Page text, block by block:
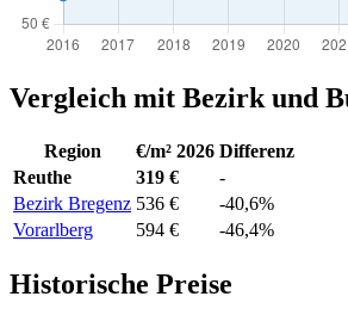
Vergleich mit Bezirk und
Region €/m² 2026 Differenz
Reuthe
319 €
-
Bezirk Bregenz 536 €
-40,6%
Vorarlberg
594 € -46,4%
Historische Preise